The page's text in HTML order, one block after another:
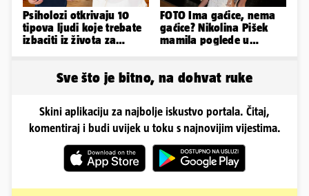
Psiholozi otkrivaju 10
tipova ljudi koje trebate
izbaciti iz života za
FOTO Ima gaćice, nema
gaćice? Nikolina Pišek
mamila poglede u
Sve što je bitno, na dohvat ruke
Skini aplikaciju za najbolje iskustvo portala. Čitaj,
komentiraj i budi uvijek u toku s najnovijim vijestima.